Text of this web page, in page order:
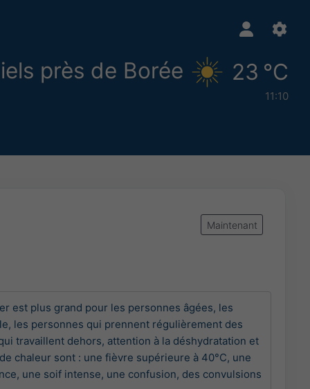
près de Borée 23 °C
11:10
Maintenant
est plus grand pour les personnes âgées, les
les personnes qui prennent régulièrement des
travaillent dehors, attention à la déshydratation et
chaleur sont : une fièvre supérieure à 40°C, une
une soif intense, une confusion, des convulsions